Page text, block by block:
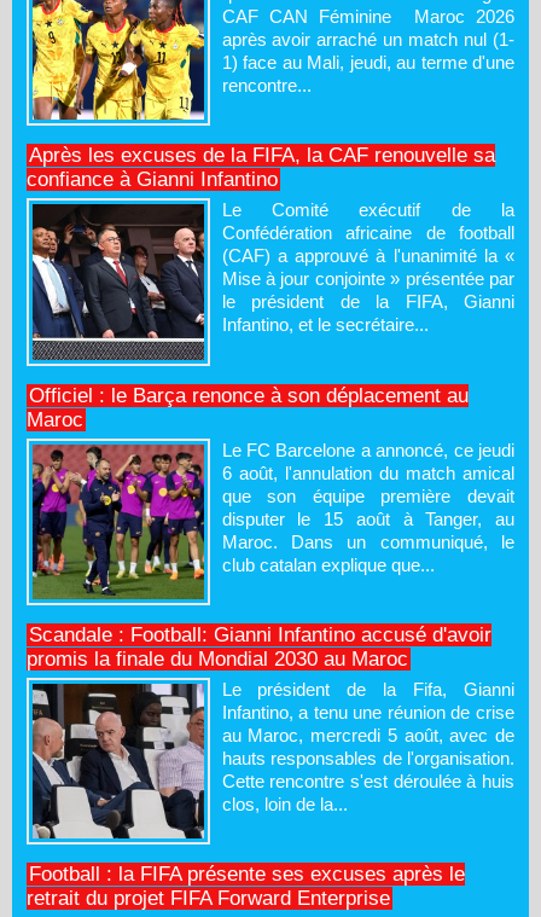
CAF CAN Féminine Maroc 2026
après avoir arraché un match nul (1-
1) face au Mali, jeudi, au terme d'une
rencontre...
Après les excuses de la FIFA, la CAF renouvelle sa
confiance à Gianni Infantino
Le Comité exécutif de la
Confédération africaine de football
(CAF) a approuvé à l'unanimité la «
Mise à jour conjointe » présentée par
le président de la FIFA, Gianni
Infantino, et le secrétaire...
Officiel : le Barça renonce à son déplacement au
Maroc
Le FC Barcelone a annoncé, ce jeudi
6 août, l'annulation du match amical
que son équipe première devait
disputer le 15 août à Tanger, au
Maroc. Dans un communiqué, le
club catalan explique que...
Scandale : Football: Gianni Infantino accusé d'avoir
promis la finale du Mondial 2030 au Maroc
Le président de la Fifa, Gianni
Infantino, a tenu une réunion de crise
au Maroc, mercredi 5 août, avec de
hauts responsables de l'organisation.
Cette rencontre s'est déroulée à huis
clos, loin de la...
Football : la FIFA présente ses excuses après le
retrait du projet FIFA Forward Enterprise